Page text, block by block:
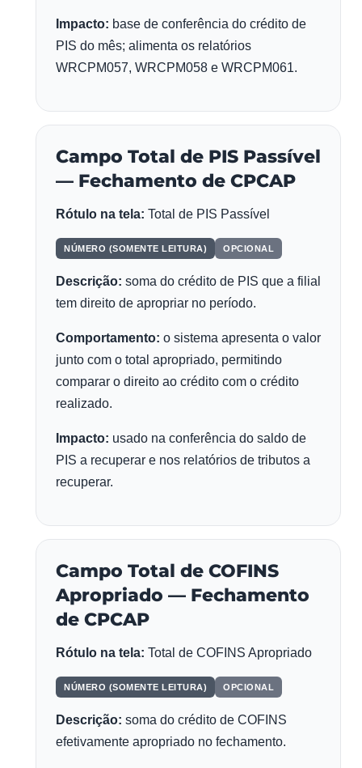
Impacto: base de conferência do crédito de
PIS do mês; alimenta os relatórios
WRCPM057, WRCPM058 e WRCPM061.
Campo Total de PIS Passível
— Fechamento de CPCAP
Rótulo na tela: Total de PIS Passível
NÚMERO (SOMENTE LEITURA) OPCIONAL
Descrição: soma do crédito de PIS que a filial
tem direito de apropriar no período.
Comportamento: o sistema apresenta o valor
junto com o total apropriado, permitindo
comparar o direito ao crédito com o crédito
realizado.
Impacto: usado na conferência do saldo de
PIS a recuperar e nos relatórios de tributos a
recuperar.
Campo Total de COFINS
Apropriado — Fechamento
de CPCAP
Rótulo na tela: Total de COFINS Apropriado
NÚMERO (SOMENTE LEITURA) OPCIONAL
Descrição: soma do crédito de COFINS
efetivamente apropriado no fechamento.